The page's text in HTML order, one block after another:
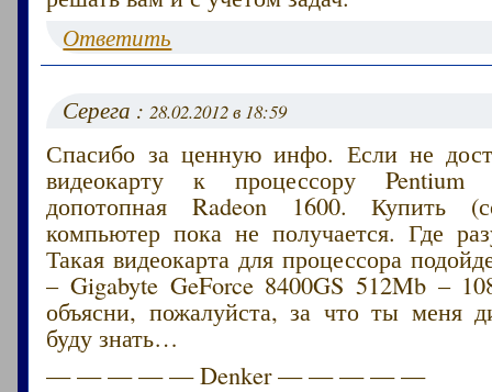
Ответить
Серега :28.02.2012 в 18:59
Спасибо за ценную инфо. Если не
видеокарту к процессору
допотопная Radeon 1600. Купить
компьютер пока не получается. Где
Такая видеокарта для процессора
– Gigabyte GeForce 8400GS 512Mb –
объясни, пожалуйста, за что ты меня
буду знать…
— — — — — Denker — — — — —